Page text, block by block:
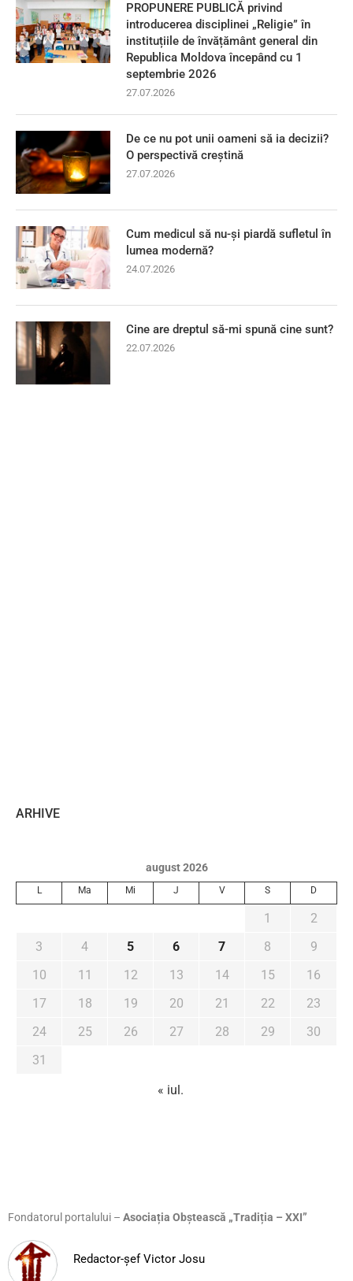
PROPUNERE PUBLICĂ privind
introducerea disciplinei „Religie” în
instituțiile de învățământ general din
Republica Moldova începând cu 1
septembrie 2026
27.07.2026
De ce nu pot unii oameni să ia decizii?
O perspectivă creștină
27.07.2026
Cum medicul să nu-și piardă sufletul în
lumea modernă?
24.07.2026
Cine are dreptul să-mi spună cine sunt?
22.07.2026
ARHIVE
august 2026
L Ma Mi J V S D
1
2
3
4 5 6 7 8
9
10
11 12 13 14 15
16
17
18 19 20 21 22
23
24
25 26 27 28 29
30
31
« iul.
Fondatorul portalului – Asociația Obștească „Tradiția – XXI”
Redactor-șef Victor Josu